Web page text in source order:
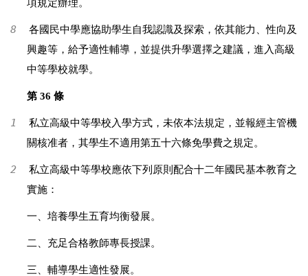
項規定辦理。
8 各國民中學應協助學生自我認識及探索，依其能力、性向及
興趣等，給予適性輔導，並提供升學選擇之建議，進入高級
中等學校就學。
第 36 條
1 私立高級中等學校入學方式，未依本法規定，並報經主管機
關核准者，其學生不適用第五十六條免學費之規定。
2 私立高級中等學校應依下列原則配合十二年國民基本教育之
實施：
一、培養學生五育均衡發展。
二、充足合格教師專長授課。
三、輔導學生適性發展。